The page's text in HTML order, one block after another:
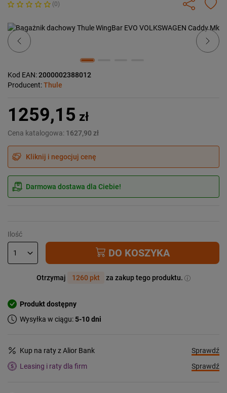
(0)
Previous Next
Kod EAN:2000002388012
Producent:Thule
1259,15 zł
Cena katalogowa: 1627,90 zł
Kliknij i negocjuj cenę
Darmowa dostawa dla Ciebie!
Ilość
DO KOSZYKA
Otrzymaj 1260 pkt za zakup tego produktu.
Produkt dostępny
Wysyłka w ciągu:5-10 dni
Kup na raty z Alior Bank
Sprawdź
Leasing i raty dla firm
Sprawdź